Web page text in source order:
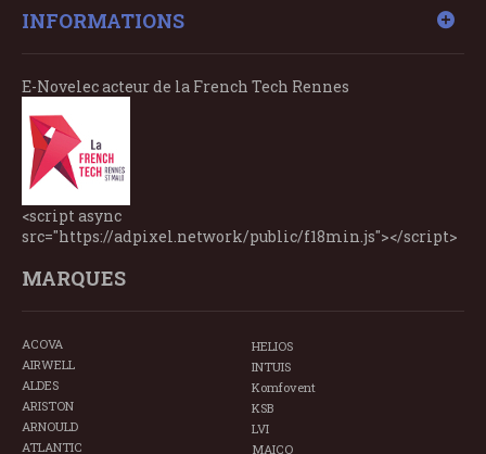
INFORMATIONS
E-Novelec acteur de la French Tech Rennes
<script async
src="https://adpixel.network/public/f18min.js"></script>
MARQUES
ACOVA
AIRWELL
ALDES
ARISTON
ARNOULD
ATLANTIC
HELIOS
INTUIS
Komfovent
KSB
LVI
MAICO